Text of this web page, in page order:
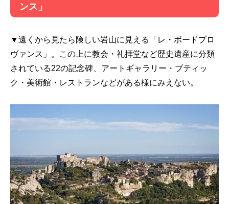
ンス」
▼遠くから見たら険しい岩山に見える「レ・ボードプロ
ヴァンス」。この上に教会・礼拝堂など歴史遺産に分類
されている22の記念碑、アートギャラリー・ブティッ
ク・美術館・レストランなどがある様にみえない。